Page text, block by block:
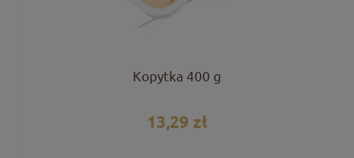
Kopytka 400 g
13,29 zł